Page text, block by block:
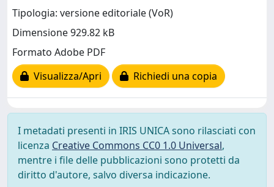
Tipologia: versione editoriale (VoR)
Dimensione 929.82 kB
Formato Adobe PDF
Visualizza/Apri
Richiedi una copia
I metadati presenti in IRIS UNICA sono rilasciati con
licenza Creative Commons CC0 1.0 Universal,
mentre i file delle pubblicazioni sono protetti da
diritto d'autore, salvo diversa indicazione.